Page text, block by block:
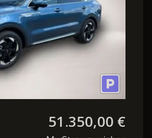
51.350,00 €